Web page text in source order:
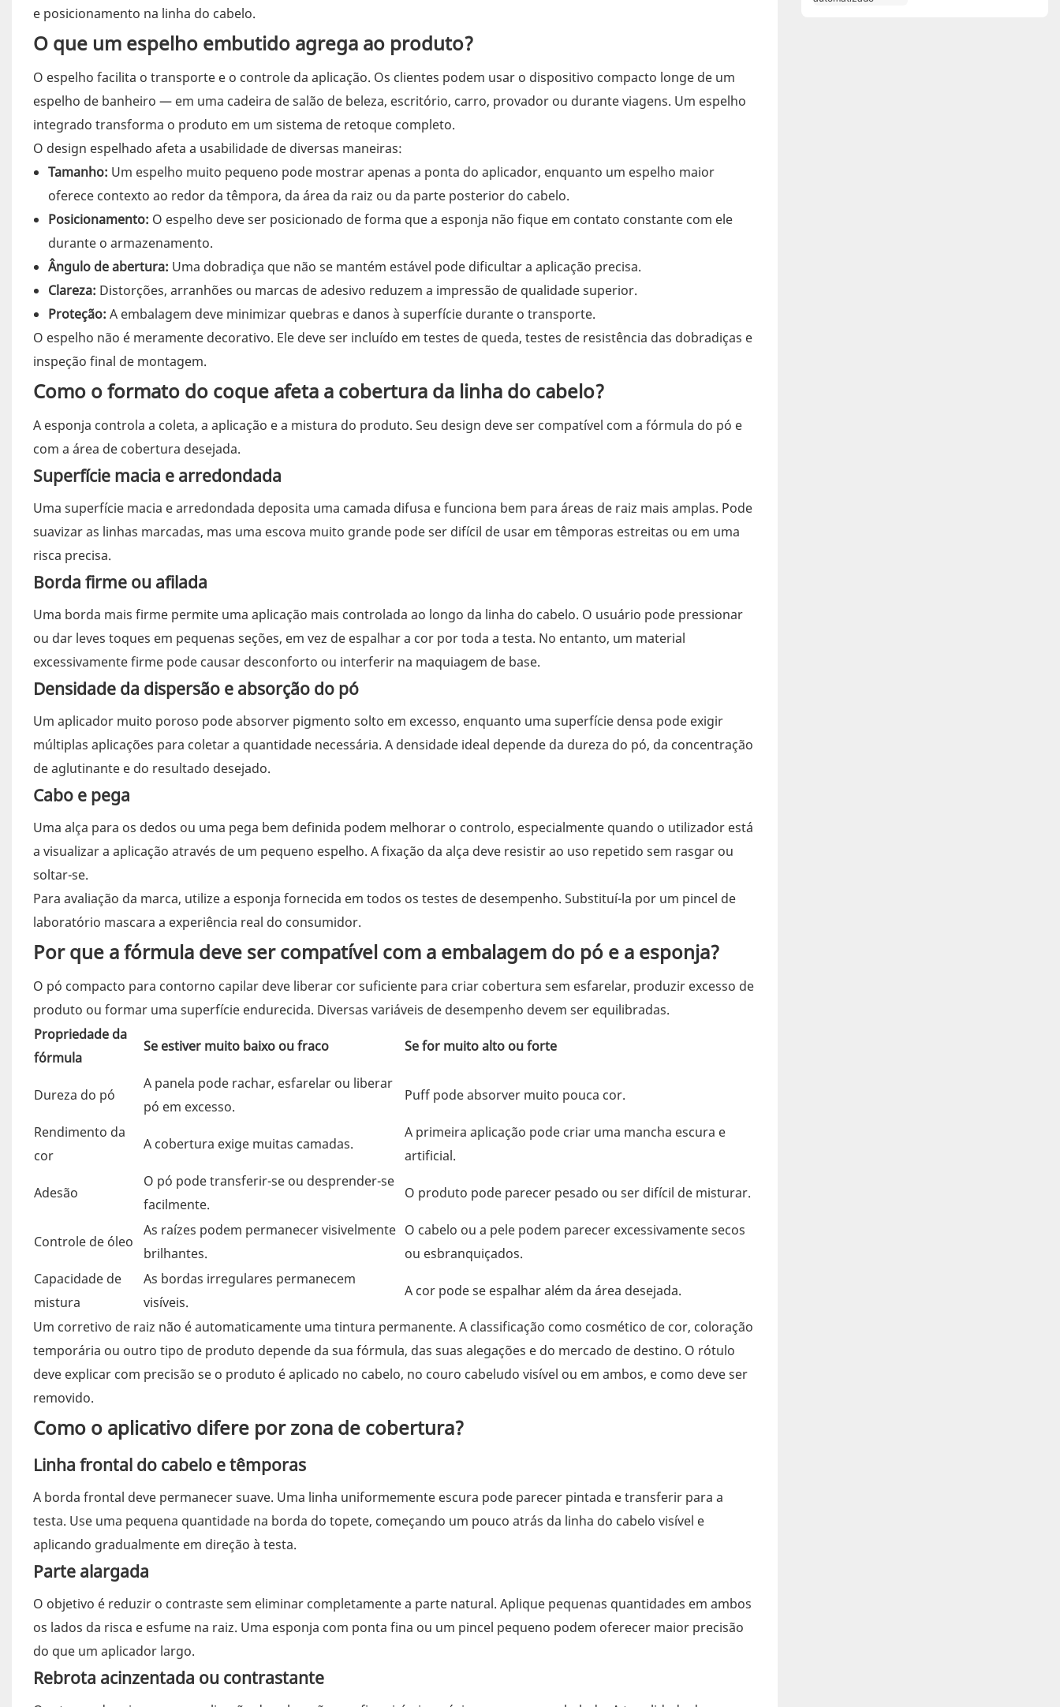
e posicionamento na linha do cabelo.
O que um espelho embutido agrega ao produto?
O espelho facilita o transporte e o controle da aplicação. Os clientes podem usar o dispositivo compacto longe de um
espelho de banheiro — em uma cadeira de salão de beleza, escritório, carro, provador ou durante viagens. Um espelho
integrado transforma o produto em um sistema de retoque completo.
O design espelhado afeta a usabilidade de diversas maneiras:
Tamanho: Um espelho muito pequeno pode mostrar apenas a ponta do aplicador, enquanto um espelho maior
oferece contexto ao redor da têmpora, da área da raiz ou da parte posterior do cabelo.
Posicionamento: O espelho deve ser posicionado de forma que a esponja não fique em contato constante com ele
durante o armazenamento.
Ângulo de abertura: Uma dobradiça que não se mantém estável pode dificultar a aplicação precisa.
Clareza: Distorções, arranhões ou marcas de adesivo reduzem a impressão de qualidade superior.
Proteção: A embalagem deve minimizar quebras e danos à superfície durante o transporte.
O espelho não é meramente decorativo. Ele deve ser incluído em testes de queda, testes de resistência das dobradiças e
inspeção final de montagem.
Como o formato do coque afeta a cobertura da linha do cabelo?
A esponja controla a coleta, a aplicação e a mistura do produto. Seu design deve ser compatível com a fórmula do pó e
com a área de cobertura desejada.
Superfície macia e arredondada
Uma superfície macia e arredondada deposita uma camada difusa e funciona bem para áreas de raiz mais amplas. Pode
suavizar as linhas marcadas, mas uma escova muito grande pode ser difícil de usar em têmporas estreitas ou em uma
risca precisa.
Borda firme ou afilada
Uma borda mais firme permite uma aplicação mais controlada ao longo da linha do cabelo. O usuário pode pressionar
ou dar leves toques em pequenas seções, em vez de espalhar a cor por toda a testa. No entanto, um material
excessivamente firme pode causar desconforto ou interferir na maquiagem de base.
Densidade da dispersão e absorção do pó
Um aplicador muito poroso pode absorver pigmento solto em excesso, enquanto uma superfície densa pode exigir
múltiplas aplicações para coletar a quantidade necessária. A densidade ideal depende da dureza do pó, da concentração
de aglutinante e do resultado desejado.
Cabo e pega
Uma alça para os dedos ou uma pega bem definida podem melhorar o controlo, especialmente quando o utilizador está
a visualizar a aplicação através de um pequeno espelho. A fixação da alça deve resistir ao uso repetido sem rasgar ou
soltar-se.
Para avaliação da marca, utilize a esponja fornecida em todos os testes de desempenho. Substituí-la por um pincel de
laboratório mascara a experiência real do consumidor.
Por que a fórmula deve ser compatível com a embalagem do pó e a esponja?
O pó compacto para contorno capilar deve liberar cor suficiente para criar cobertura sem esfarelar, produzir excesso de
produto ou formar uma superfície endurecida. Diversas variáveis ​​de desempenho devem ser equilibradas.
Propriedade da
fórmula
Se estiver muito baixo ou fraco Se for muito alto ou forte
Dureza do pó
A panela pode rachar, esfarelar ou liberar
pó em excesso.
Puff pode absorver muito pouca cor.
Rendimento da
cor
A cobertura exige muitas camadas.
A primeira aplicação pode criar uma mancha escura e
artificial.
Adesão
O pó pode transferir-se ou desprender-se
facilmente.
O produto pode parecer pesado ou ser difícil de misturar.
Controle de óleo
As raízes podem permanecer visivelmente
brilhantes.
O cabelo ou a pele podem parecer excessivamente secos
ou esbranquiçados.
Capacidade de
mistura
As bordas irregulares permanecem
visíveis.
A cor pode se espalhar além da área desejada.
Um corretivo de raiz não é automaticamente uma tintura permanente. A classificação como cosmético de cor, coloração
temporária ou outro tipo de produto depende da sua fórmula, das suas alegações e do mercado de destino. O rótulo
deve explicar com precisão se o produto é aplicado no cabelo, no couro cabeludo visível ou em ambos, e como deve ser
removido.
Como o aplicativo difere por zona de cobertura?
Linha frontal do cabelo e têmporas
A borda frontal deve permanecer suave. Uma linha uniformemente escura pode parecer pintada e transferir para a
testa. Use uma pequena quantidade na borda do topete, começando um pouco atrás da linha do cabelo visível e
aplicando gradualmente em direção à testa.
Parte alargada
O objetivo é reduzir o contraste sem eliminar completamente a parte natural. Aplique pequenas quantidades em ambos
os lados da risca e esfume na raiz. Uma esponja com ponta fina ou um pincel pequeno podem oferecer maior precisão
do que um aplicador largo.
Rebrota acinzentada ou contrastante